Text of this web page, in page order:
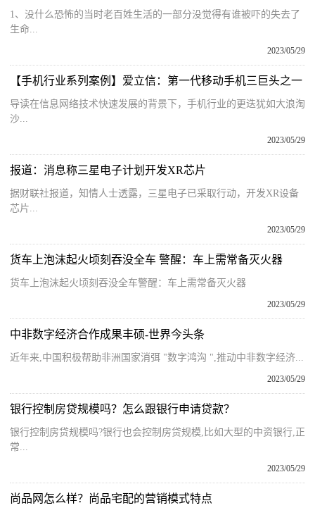
1、没什么恐怖的当时老百姓生活的一部分没觉得有谁被吓的失去了
生命...
2023/05/29
【手机行业系列案例】爱立信：第一代移动手机三巨头之一
导读在信息网络技术快速发展的背景下，手机行业的更迭犹如大浪淘
沙...
2023/05/29
报道：消息称三星电子计划开发XR芯片
据财联社报道，知情人士透露，三星电子已采取行动，开发XR设备
芯片...
2023/05/29
货车上泡沫起火顷刻吞没全车 警醒：车上需常备灭火器
货车上泡沫起火顷刻吞没全车警醒：车上需常备灭火器
2023/05/29
中非数字经济合作成果丰硕-世界今头条
近年来,中国积极帮助非洲国家消弭 "数字鸿沟 ",推动中非数字经济...
2023/05/29
银行控制房贷规模吗？怎么跟银行申请贷款？
银行控制房贷规模吗?银行也会控制房贷规模,比如大型的中资银行,正
常...
2023/05/29
尚品网怎么样？尚品宅配的营销模式特点